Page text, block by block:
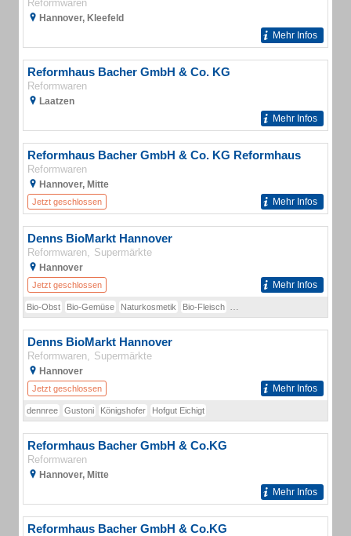
Reformwaren
Hannover, Kleefeld
Mehr Infos
Reformhaus Bacher GmbH & Co. KG
Reformwaren
Laatzen
Mehr Infos
Reformhaus Bacher GmbH & Co. KG Reformhaus
Reformwaren
Hannover, Mitte
Jetzt geschlossen Mehr Infos
Denns BioMarkt Hannover
Reformwaren Supermärkte
Hannover
Jetzt geschlossen Mehr Infos
Bio-Obst Bio-Gemüse Naturkosmetik Bio-Fleisch
Denns BioMarkt Hannover
Reformwaren Supermärkte
Hannover
Jetzt geschlossen Mehr Infos
dennree Gustoni Königshofer Hofgut Eichigt
Reformhaus Bacher GmbH & Co.KG
Reformwaren
Hannover, Mitte
Mehr Infos
Reformhaus Bacher GmbH & Co.KG